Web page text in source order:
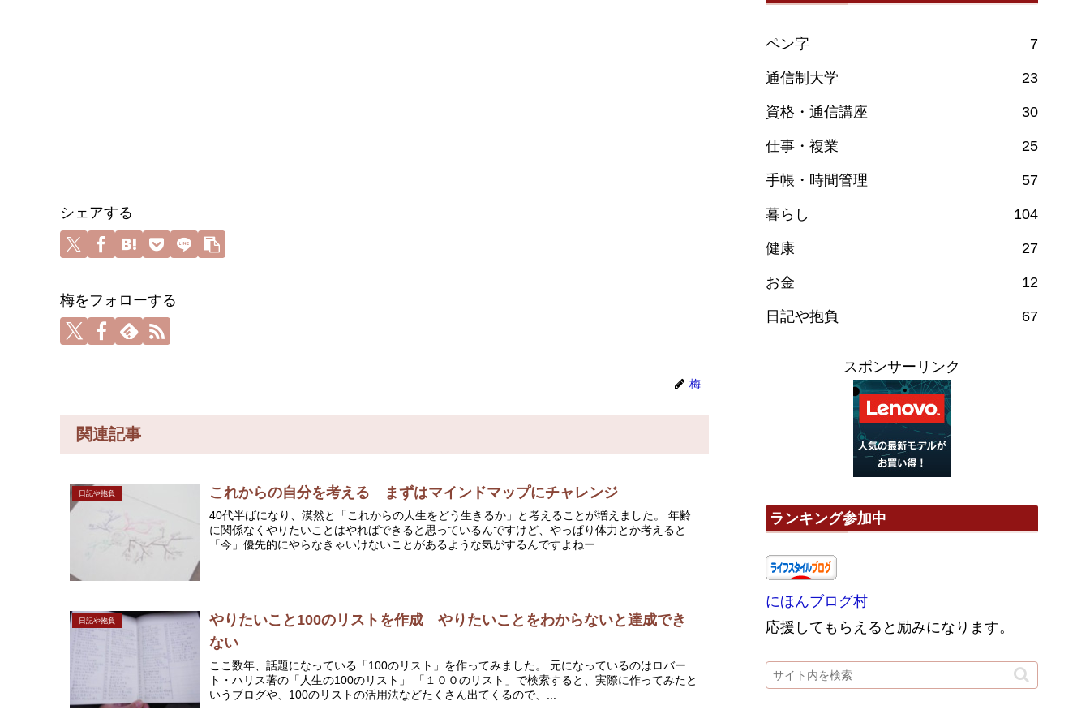
シェアする
梅をフォローする
梅
関連記事
日記や抱負 これからの自分を考える まずはマインドマップにチャレンジ
40代半ばになり、漠然と「これからの人生をどう生きるか」と考えることが増えました。 年齢
に関係なくやりたいことはやればできると思っているんですけど、やっぱり体力とか考えると
「今」優先的にやらなきゃいけないことがあるような気がするんですよねー...
日記や抱負
やりたいこと100のリストを作成 やりたいことをわからないと達成でき
ない
ここ数年、話題になっている「100のリスト」を作ってみました。 元になっているのはロバー
ト・ハリス著の「人生の100のリスト」 「１００のリスト」で検索すると、実際に作ってみたと
いうブログや、100のリストの活用法などたくさん出てくるので、...
ペン字 7
通信制大学 23
資格・通信講座 30
仕事・複業 25
手帳・時間管理 57
暮らし 104
健康 27
お金 12
日記や抱負 67
スポンサーリンク
ランキング参加中
にほんブログ村
応援してもらえると励みになります。